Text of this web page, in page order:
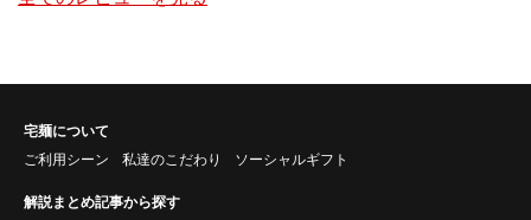
宅麺について
ご利用シーン
私達のこだわり ソーシャルギフト
解説まとめ記事から探す